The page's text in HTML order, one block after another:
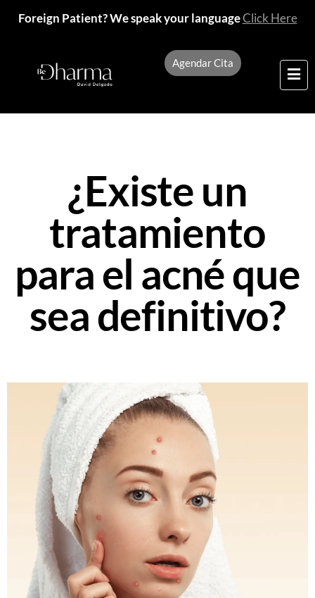
Foreign Patient? We speak your languageClick Here
Agendar Cita
¿Existe un
tratamiento
para el acné que
sea definitivo?